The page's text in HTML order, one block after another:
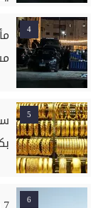
4
5
6